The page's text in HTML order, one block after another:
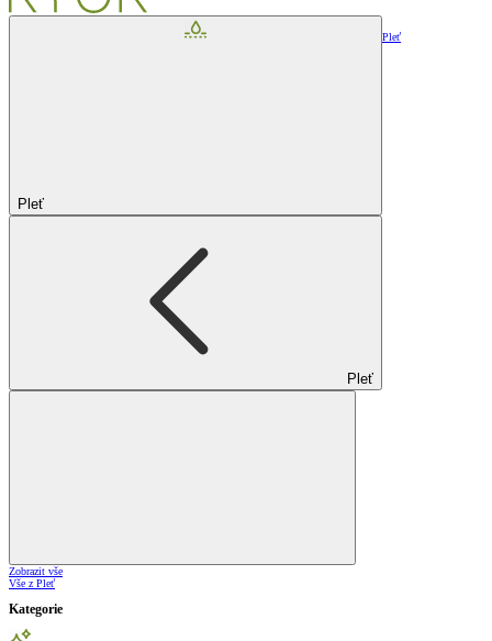
Pleť
Pleť
Pleť
Zobrazit vše
Vše z Pleť
Kategorie